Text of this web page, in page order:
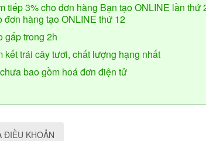
tiếp 3% cho đơn hàng Bạn tạo ONLINE lần
đơn hàng tạo ONLINE thứ 12
gấp trong 2h
kết trái cây tươi, chất lượng hạng nhất
bao gồm hoá đơn điện tử
ĐIỀU KHOẢN